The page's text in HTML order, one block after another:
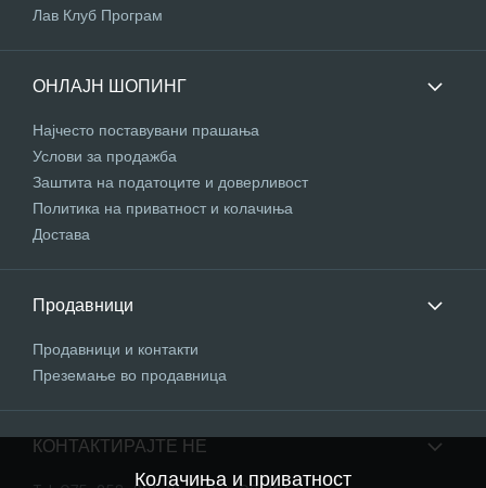
Лав Клуб Програм
ОНЛАЈН ШОПИНГ
Најчесто поставувани прашања
Услови за продажба
Заштита на податоците и доверливост
Политика на приватност и колачиња
Достава
Продавници
Продавници и контакти
Преземање во продавница
КОНТАКТИРАЈТЕ НЕ
Колачиња и приватност